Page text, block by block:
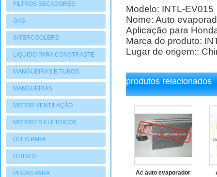
FILTROS SECADORES
GAS
INTERCOOLERS
LíQUIDO PARA CONSTRASTE
MANGUEIRAS E TUBOS
MANGUEIRAS
MOTOR VENTILAÇÃO
MOTORES ELÉTRICOS
OLEO PARA
COMPRESSORES
O'RINGS
PECAS PARA
Modelo: INTL-EV015
Nome: Auto
Aplicação para
Marca do produto:
Lugar de origem::
produtos relacionados
Ac auto evaporador